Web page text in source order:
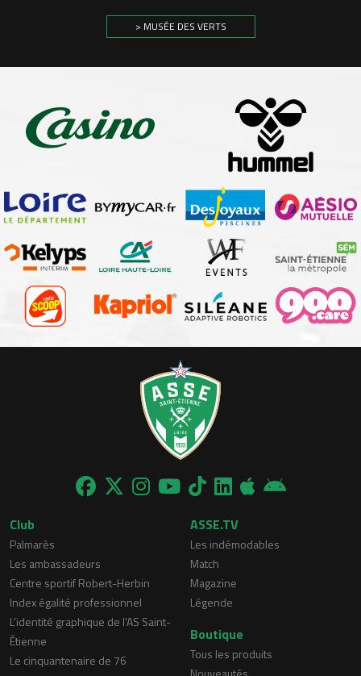
> MUSÉE DES VERTS
Club
Palmarès
Les ambassadeurs
Centre sportif Robert-Herbin
Index égalité professionnel
L'identité graphique de l'AS Saint-
Étienne
Le cinquantenaire de 76
ASSE.TV
Les indémodables
Match
Magazine
Légende
Boutique
Tous les produits